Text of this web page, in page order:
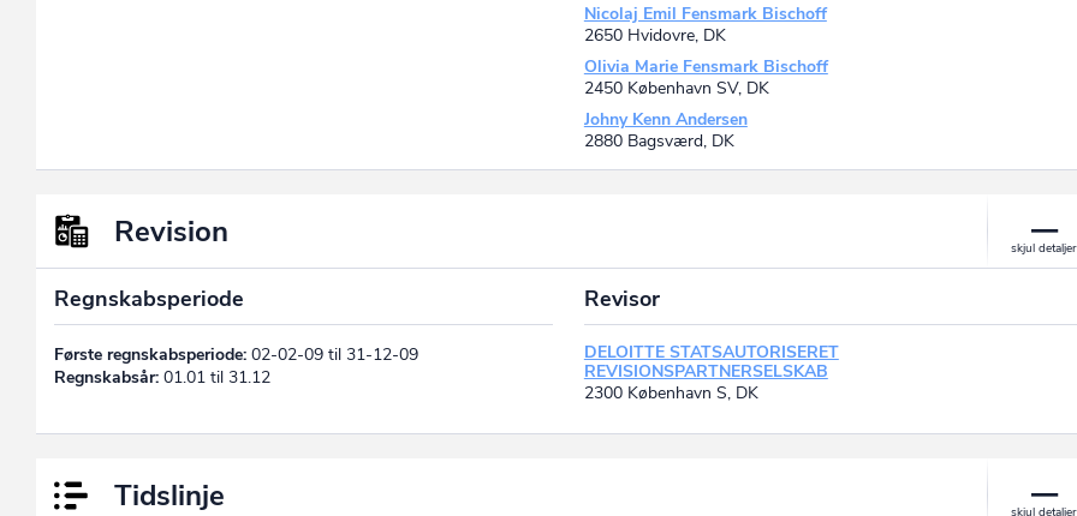
Nicolaj Emil Fensmark Bischoff
2650 Hvidovre, DK
Olivia Marie Fensmark Bischoff
2450 København SV, DK
Johny Kenn Andersen
2880 Bagsværd, DK
Revision
Regnskabsperiode
Første regnskabsperiode: 02-02-09 til 31-12-09
Regnskabsår: 01.01 til 31.12
Revisor
DELOITTE STATSAUTORISERET
REVISIONSPARTNERSELSKAB
2300 København S, DK
Tidslinje